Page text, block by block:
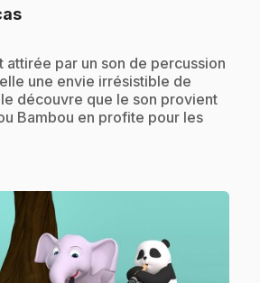
.
attirée par un son de percussion
une envie irrésistible de
découvre que le son provient
Bambou en profite pour les